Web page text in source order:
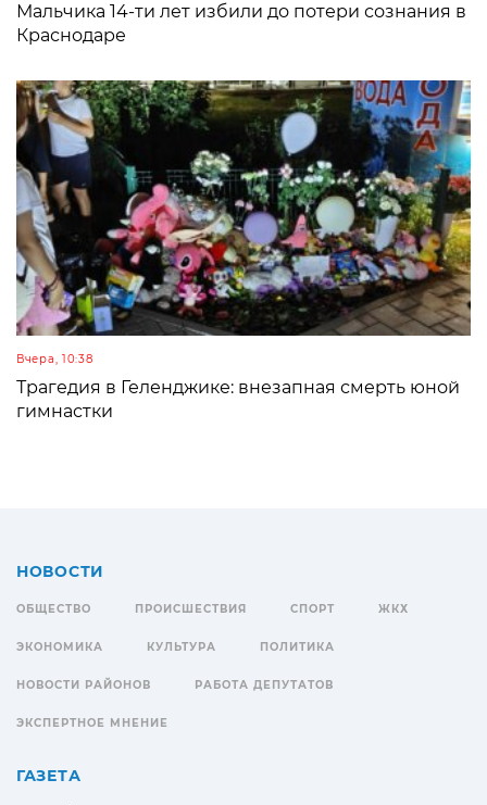
Мальчика 14-ти лет избили до потери сознания в
Краснодаре
Вчера, 10:38
Трагедия в Геленджике: внезапная смерть юной
гимнастки
НОВОСТИ
ОБЩЕСТВО ПРОИСШЕСТВИЯ СПОРТ ЖКХ
ЭКОНОМИКА КУЛЬТУРА ПОЛИТИКА
НОВОСТИ РАЙОНОВ РАБОТА ДЕПУТАТОВ
ЭКСПЕРТНОЕ МНЕНИЕ
ГАЗЕТА